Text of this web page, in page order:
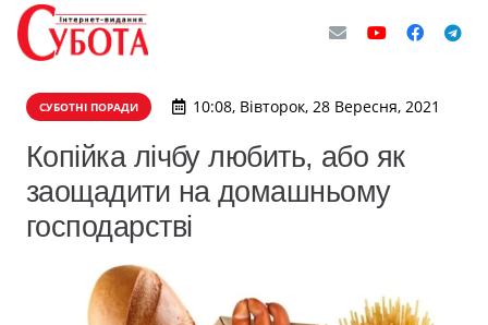
СУБОТНІ ПОРАДИ 10:08, Вівторок, 28 Вересня, 2021
Копійка лічбу любить, або як
заощадити на домашньому
господарстві